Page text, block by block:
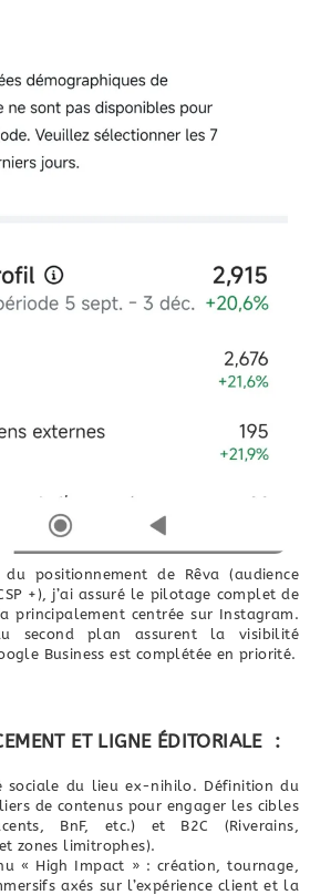
positionnement de Rêva (audience
+), j’ai assuré le pilotage complet de
principalement centrée sur Instagram.
second plan assurent la visibilité
Business est complétée en priorité.
ET LIGNE ÉDITORIALE :
sociale du lieu ex-nihilo. Définition du
de contenus pour engager les cibles
BnF, etc.) et B2C (Riverains,
zones limitrophes).
« High Impact » : création, tournage,
axés sur l’expérience client et la